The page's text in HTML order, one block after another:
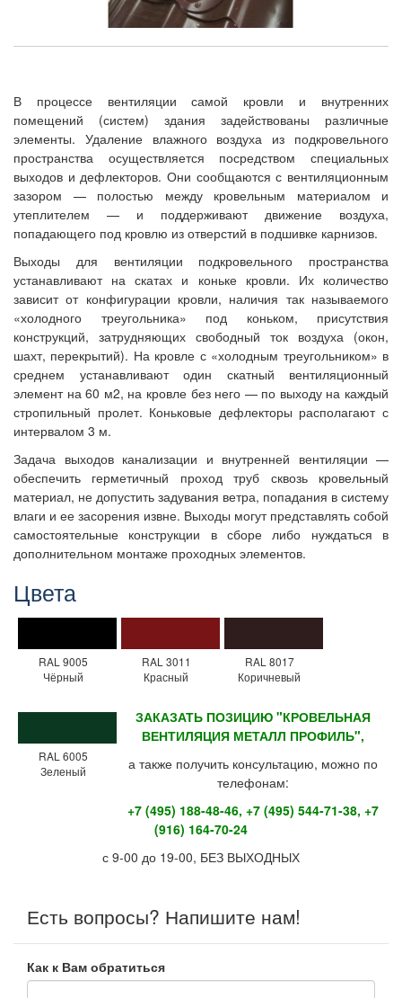
В процессе вентиляции самой кровли и внутренних
помещений (систем) здания задействованы различные
элементы. Удаление влажного воздуха из подкровельного
пространства осуществляется посредством специальных
выходов и дефлекторов. Они сообщаются с вентиляционным
зазором — полостью между кровельным материалом и
утеплителем — и поддерживают движение воздуха,
попадающего под кровлю из отверстий в подшивке карнизов.
Выходы для вентиляции подкровельного пространства
устанавливают на скатах и коньке кровли. Их количество
зависит от конфигурации кровли, наличия так называемого
«холодного треугольника» под коньком, присутствия
конструкций, затрудняющих свободный ток воздуха (окон,
шахт, перекрытий). На кровле с «холодным треугольником» в
среднем устанавливают один скатный вентиляционный
элемент на 60 м2, на кровле без него — по выходу на каждый
стропильный пролет. Коньковые дефлекторы располагают с
интервалом 3 м.
Задача выходов канализации и внутренней вентиляции —
обеспечить герметичный проход труб сквозь кровельный
материал, не допустить задувания ветра, попадания в систему
влаги и ее засорения извне. Выходы могут представлять собой
самостоятельные конструкции в сборе либо нуждаться в
дополнительном монтаже проходных элементов.
Цвета
RAL 9005
Чёрный
RAL 3011
Красный
RAL 8017
Коричневый
RAL 6005
Зеленый
ЗАКАЗАТЬ ПОЗИЦИЮ "КРОВЕЛЬНАЯ
ВЕНТИЛЯЦИЯ МЕТАЛЛ ПРОФИЛЬ",
а также получить консультацию, можно по
телефонам:
+7 (495) 188-48-46, +7 (495) 544-71-38, +7
(916) 164-70-24
с 9-00 до 19-00, БЕЗ ВЫХОДНЫХ
Есть вопросы? Напишите нам!
Как к Вам обратиться